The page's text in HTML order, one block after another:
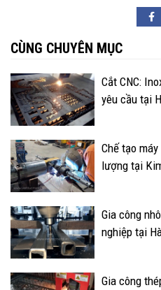
CÙNG CHUYÊN MỤC
Cắt CNC:
yêu cầu tại
Chế tạo
lượng tại
Gia công
nghiệp tại
Gia công